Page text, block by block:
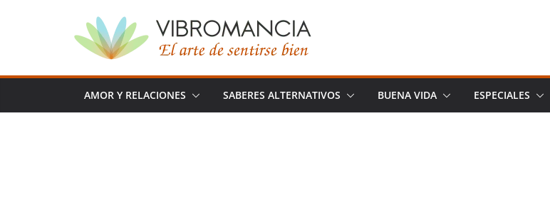
AMOR Y RELACIONES SABERES ALTERNATIVOS BUENA VIDA ESPECIALES